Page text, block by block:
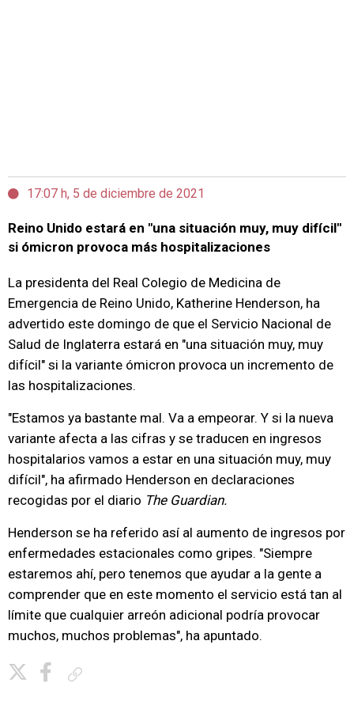
17:07 h, 5 de diciembre de 2021
Reino Unido estará en "una situación muy, muy difícil"
si ómicron provoca más hospitalizaciones
La presidenta del Real Colegio de Medicina de
Emergencia de Reino Unido, Katherine Henderson, ha
advertido este domingo de que el Servicio Nacional de
Salud de Inglaterra estará en "una situación muy, muy
difícil" si la variante ómicron provoca un incremento de
las hospitalizaciones.
"Estamos ya bastante mal. Va a empeorar. Y si la nueva
variante afecta a las cifras y se traducen en ingresos
hospitalarios vamos a estar en una situación muy, muy
difícil", ha afirmado Henderson en declaraciones
recogidas por el diario The Guardian.
Henderson se ha referido así al aumento de ingresos por
enfermedades estacionales como gripes. "Siempre
estaremos ahí, pero tenemos que ayudar a la gente a
comprender que en este momento el servicio está tan al
límite que cualquier arreón adicional podría provocar
muchos, muchos problemas", ha apuntado.